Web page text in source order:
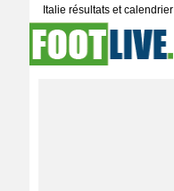
Italie résultats et calendrier